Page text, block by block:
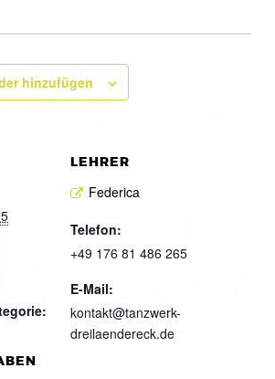
hinzufügen
LEHRER
Federica
Telefon:
+49 176 81 486 265
E-Mail:
kontakt@tanzwerk-
dreilaendereck.de